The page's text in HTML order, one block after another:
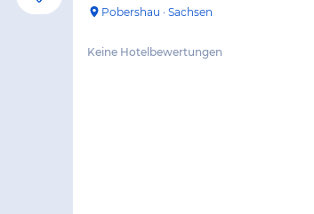
Pobershau · Sachsen
Keine Hotelbewertungen